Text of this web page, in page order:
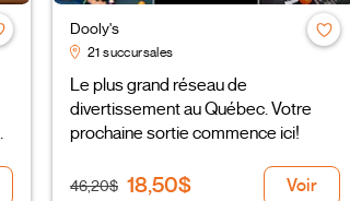
Dooly's
21 succursales
Le plus grand réseau de
divertissement au Québec. Votre
prochaine sortie commence ici!
46,20$ 18,50$ Voir